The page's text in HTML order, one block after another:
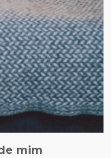
mim